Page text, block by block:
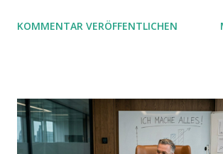
mit UND oder ODER oder NICHT... Das
KOMMENTAR VERÖFFENTLICHEN